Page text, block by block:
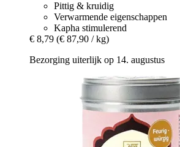
Pittig & kruidig
Verwarmende eigenschappen
Kapha stimulerend
€ 8,79 (€ 87,90 / kg)
Bezorging uiterlijk op 14. augustus